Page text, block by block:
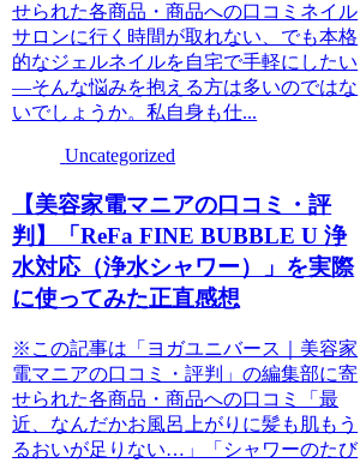
せられた各商品・商品への口コミネイル
サロンに行く時間が取れない、でも本格
的なジェルネイルを自宅で手軽にしたい
―そんな悩みを抱える方は多いのではな
いでしょうか。私自身も仕...
Uncategorized
【美容家電マニアの口コミ・評
判】「ReFa FINE BUBBLE U 浄
水対応（浄水シャワー）」を実際
に使ってみた正直感想
※この記事は「ヨガユニバース｜美容家
電マニアの口コミ・評判」の編集部に寄
せられた各商品・商品への口コミ「最
近、なんだかお風呂上がりに髪も肌もう
るおいが足りない…」「シャワーのたび